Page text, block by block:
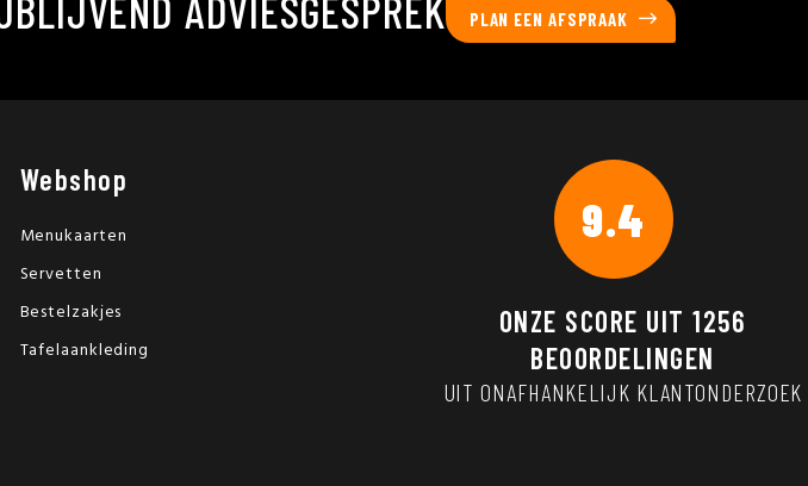
PLAN EEN AFSPRAAK
Webshop
Menukaarten
Servetten
Bestelzakjes
Tafelaankleding
9.4
ONZE SCORE UIT1256
BEOORDELINGEN
UIT ONAFHANKELIJK KLANTONDERZOEK